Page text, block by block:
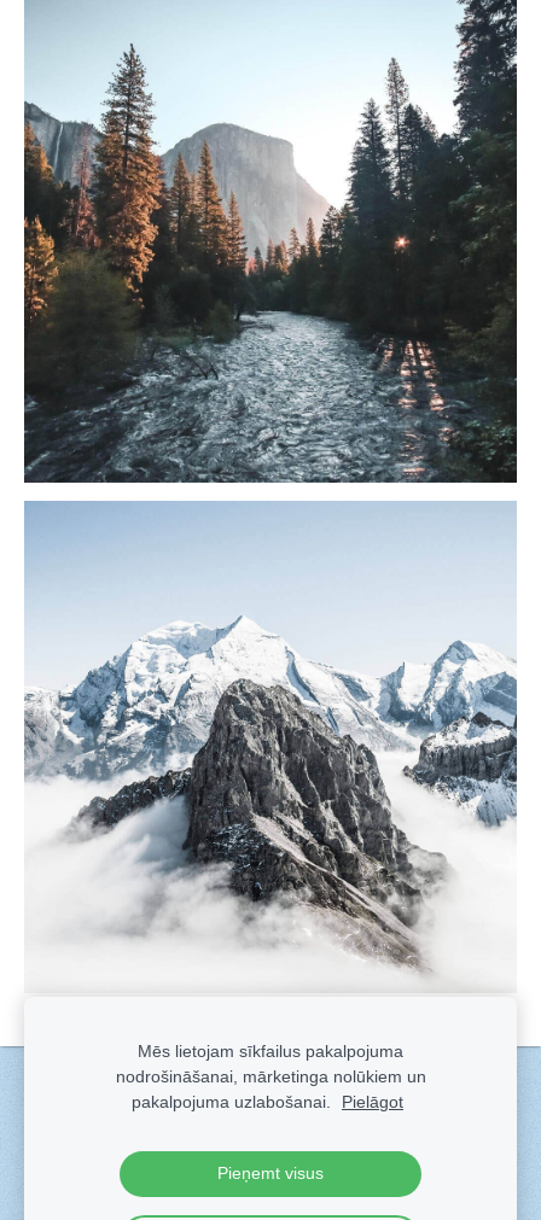
Sīkdatnes
Veidots arSadarbe- labo mājas lapu ģeneratoru.
Mēs lietojam sīkfailus pakalpojuma
nodrošināšanai, mārketinga nolūkiem un
pakalpojuma uzlabošanai.
Pielāgot
Pieņemt visus